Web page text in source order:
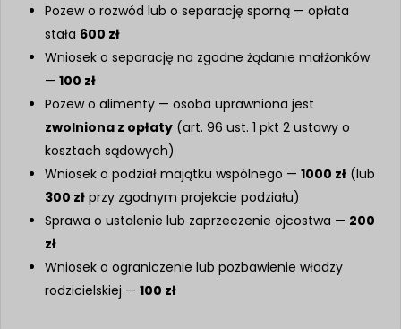
Pozew o rozwód lub o separację sporną — opłata
stała 600 zł
Wniosek o separację na zgodne żądanie małżonków
— 100 zł
Pozew o alimenty — osoba uprawniona jest
zwolniona z opłaty (art. 96 ust. 1 pkt 2 ustawy o
kosztach sądowych)
Wniosek o podział majątku wspólnego — 1000 zł (lub
300 zł przy zgodnym projekcie podziału)
Sprawa o ustalenie lub zaprzeczenie ojcostwa — 200
zł
Wniosek o ograniczenie lub pozbawienie władzy
rodzicielskiej — 100 zł